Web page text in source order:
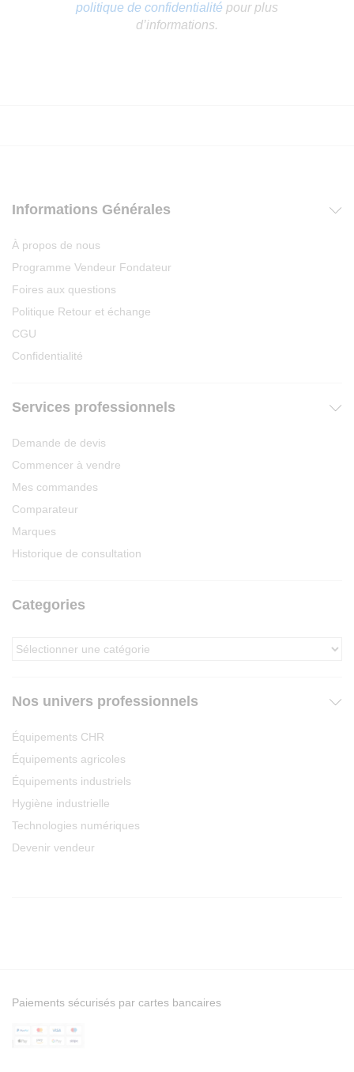
politique de confidentialité pour plus
d’informations.
Informations Générales
À propos de nous
Programme Vendeur Fondateur
Foires aux questions
Politique Retour et échange
CGU
Confidentialité
Services professionnels
Demande de devis
Commencer à vendre
Mes commandes
Comparateur
Marques
Historique de consultation
Categories
Nos univers professionnels
Équipements CHR
Équipements agricoles
Équipements industriels
Hygiène industrielle
Technologies numériques
Devenir vendeur
Paiements sécurisés par cartes bancaires